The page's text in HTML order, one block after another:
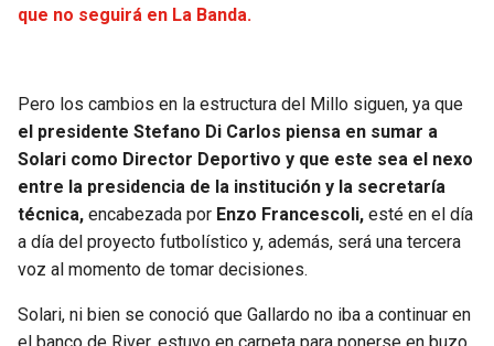
que no seguirá en La Banda.
Pero los cambios en la estructura del Millo siguen, ya que
el presidente Stefano Di Carlos piensa en sumar a
Solari como Director Deportivo y que este sea el nexo
entre la presidencia de la institución y la secretaría
técnica, encabezada por Enzo Francescoli, esté en el día
a día del proyecto futbolístico y, además, será una tercera
voz al momento de tomar decisiones.
Solari, ni bien se conoció que Gallardo no iba a continuar en